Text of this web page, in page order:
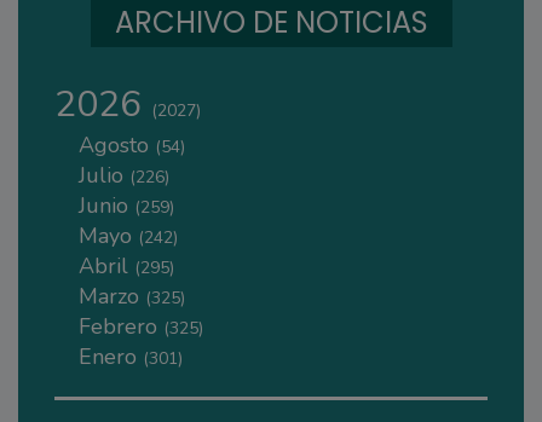
ARCHIVO DE NOTICIAS
2026 (2027)
Agosto (54)
Julio (226)
Junio (259)
Mayo (242)
Abril (295)
Marzo (325)
Febrero (325)
Enero (301)